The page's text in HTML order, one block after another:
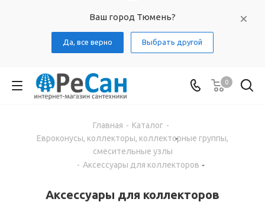
Ваш город Тюмень?
Да, все верно Выбрать другой
0
Главная - Каталог -
Евроконусы, коллекторы, коллекторные группы,
смесительные узлы
- Аксессуары для коллекторов
Аксессуары для коллекторов